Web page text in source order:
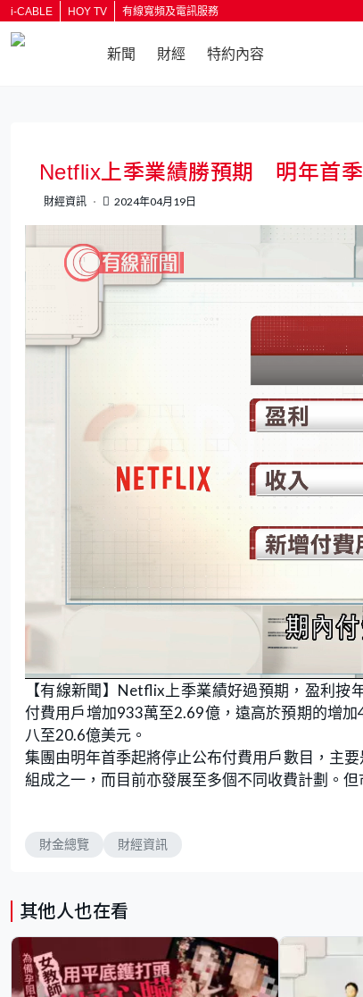
i-CABLE HOY TV 有線寬頻及電訊服務
新聞 財經 特約內容
Netflix上季業績勝預期 明年首季
財經資訊 2024年04月19日
n
m
u
t
e
o
a
d
d
:
7
2
%
【有線新聞】Netflix上季業績好過預期，盈利
付費用戶增加933萬至2.69億，遠高於預期的增
八至20.6億美元。
集團由明年首季起將停止公布付費用戶數目，主
組成之一，而目前亦發展至多個不同收費計劃。
財金總覽 財經資訊
其他人也在看